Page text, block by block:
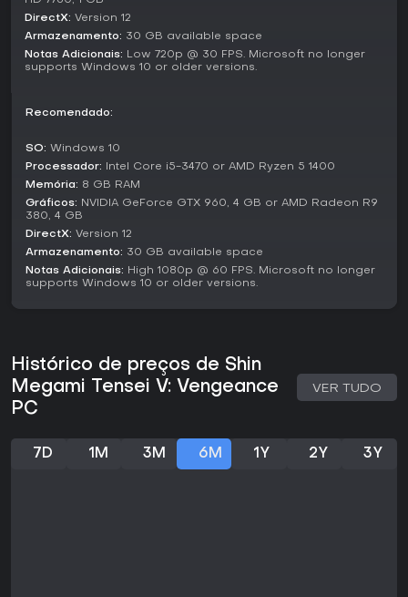
e Hard, esta última para veteranos em busca de mais
desafio. É um título estritamente single-player, sem
elementos multiplayer.
do ensino médio que vira Nahobino, lidando com alianças
e traições. A narrativa se ramifica conforme a canon
escolhida, com Canon of Vengeance trazendo um grupo de
demônios com planos próprios.
A exploração desvenda lore por interações e side quests,
nas quais recrutar demônios específicos como Konohana
Sakuya ou Dagda exige subquests extras. A atmosfera cria
tensão com seu tom sombrio e designs monstruosos,
Com nota 87 no Metacritic dos críticos e 8.1 dos usuários,
Shin Megami Tensei V: Vengeance é elogiado pelo combate
refinado e adições em relação ao original. Jogadores
destacam o sistema viciante de turnos e fusão de
história mediana em trechos.
Esse RPG é ideal para quem curte profundidade
DirectX: Version 12
Armazenamento: 30 GB available space
Notas Adicionais: Low 720p @ 30 FPS. Microsoft no longer
supports Windows 10 or older versions.
Recomendado:
SO: Windows 10
Processador: Intel Core i5-3470 or AMD Ryzen 5 1400
Memória: 8 GB RAM
Gráficos: NVIDIA GeForce GTX 960, 4 GB or AMD Radeon R9
380, 4 GB
DirectX: Version 12
Armazenamento: 30 GB available space
Notas Adicionais: High 1080p @ 60 FPS. Microsoft no longer
supports Windows 10 or older versions.
Histórico de preços de Shin
Megami Tensei V: Vengeance
PC
VER TUDO
7D 1M 3M 6M 1Y 2Y 3Y